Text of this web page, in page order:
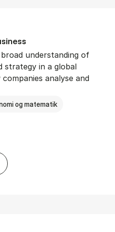
understanding of
strategy in a global
analyse and
og matematik
in In­ter­na­tion­al Busi­ness